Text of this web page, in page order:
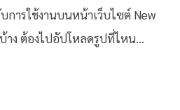
ารใช้งานบนหน้าเว็บไซต์ New
าง ต้องไปอัปโหลดรูปที่ไหน…